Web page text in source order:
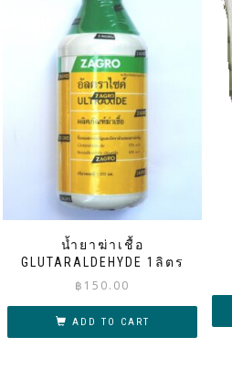
น้ำยาฆ่าเชื้อ
GLUTARALDEHYDE 1ลิตร
฿ 150.00
ADD TO CART